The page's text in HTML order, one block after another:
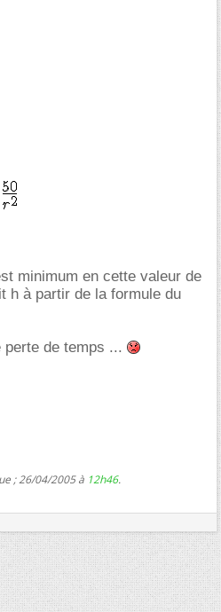
minimum en cette valeur de
h à partir de la formule du
perte de temps ...
; 26/04/2005 à 12h46.